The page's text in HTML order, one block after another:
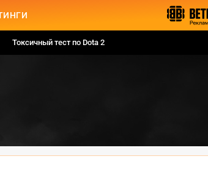
Токсичный тест по Dota 2